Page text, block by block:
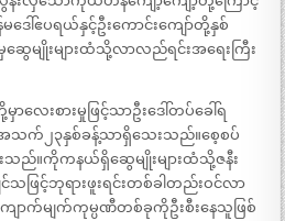
ေါ်ဧပရယ်နှင့်ဦးကောင်းကျော်တို့နှစ်
ေမျိုးများထံသို့လာလည်ရင်းအရေးကြီး
ာလေးစားမှုဖြင့်သာဦးဒေါ်တပ်ခေါ်ရ
သက်၂၃နှစ်ခန့်သာရှိသေးသည်။စေ့စပ်
ည်။ကိုကနယ်ရှိဆွေမျိုးများထံသို့ဇနီး
ဖြင့်ဘုရားဖူးရင်းတစ်ခါတည်းဝင်လာ
ျောက်မျက်ကုမ္ပဏီတစ်ခုကိုဦးစီးနေသူဖြစ်